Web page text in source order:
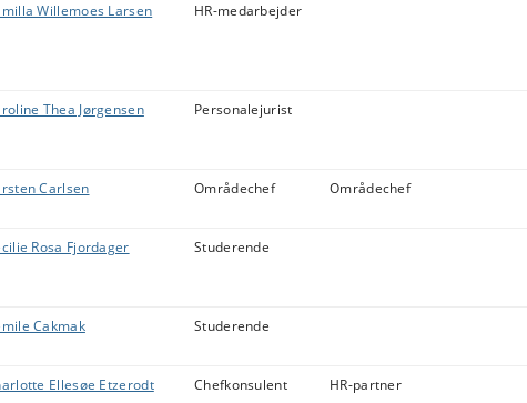
Willemoes Larsen HR-medarbejder
Thea Jørgensen Personalejurist
Carlsen Områdechef Områdechef
Rosa Fjordager Studerende
Cakmak Studerende
Ellesøe Etzerodt Chefkonsulent HR-partner